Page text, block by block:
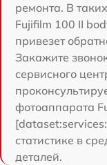
ремонта. В
Fujifilm 100 II
привезет
Закажите
сервисного
фотоаппарата
статистике в
деталей.